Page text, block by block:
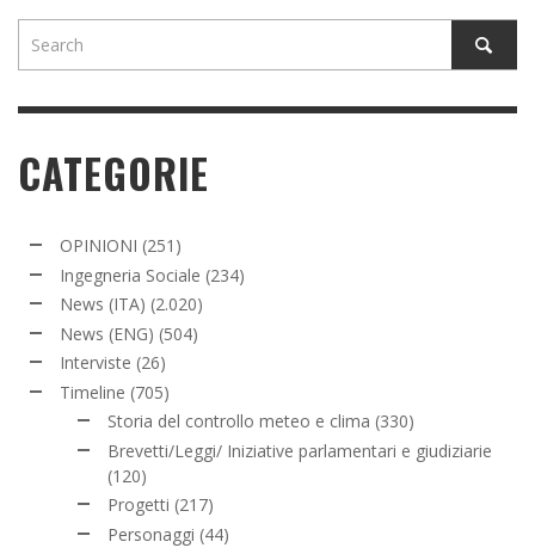
CATEGORIE
OPINIONI (251)
Ingegneria Sociale (234)
News (ITA) (2.020)
News (ENG) (504)
Interviste (26)
Timeline (705)
Storia del controllo meteo e clima (330)
Brevetti/Leggi/ Iniziative parlamentari e giudiziarie
(120)
Progetti (217)
Personaggi (44)